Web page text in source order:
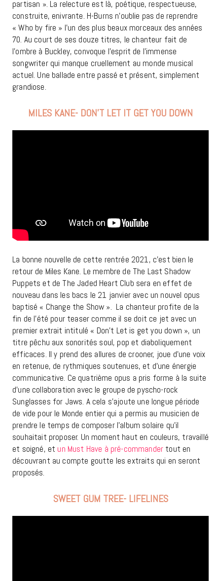
partisan ». La relecture est là, poétique, respectueuse,
construite, enivrante. H-Burns n’oublie pas de reprendre
« Who by fire » l’un des plus beaux morceaux des années
70. Au court de ses douze titres, le chanteur fait de
l’ombre à Buckley, convoque l’esprit de l’immense
songwriter qui manque cruellement au monde musical
actuel. Une ballade entre passé et présent, simplement
grandiose.
MILES KANE- DON’T LET IT GET YOU DOWN
La bonne nouvelle de cette rentrée 2021, c’est bien le
retour de Miles Kane. Le membre de The Last Shadow
Puppets et de The Jaded Heart Club sera en effet de
nouveau dans les bacs le 21 janvier avec un nouvel opus
baptisé « Change the Show ». La chanteur profite de la
fin de l’été pour teaser comme il se doit ce jet avec un
premier extrait intitulé « Don’t Let is get you down », un
titre pêchu aux sonorités soul, pop et diaboliquement
efficaces. Il y prend des allures de crooner, joue d’une voix
en retenue, de rythmiques soutenues, et d’une énergie
communicative. Ce quatrième opus a pris forme à la suite
d’une collaboration avec le groupe de pyscho-rock
Sunglasses for Jaws. A cela s’ajoute une longue période
de vide pour le Monde entier qui a permis au musicien de
prendre le temps de composer l’album solaire qu’il
souhaitait proposer. Un moment haut en couleurs, travaillé
et soigné, et un Must Have à pré-commander tout en
découvrant au compte goutte les extraits qui en seront
proposés.
SWEET GUM TREE- LIFELINES